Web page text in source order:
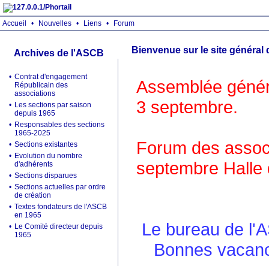
Accueil • Nouvelles • Liens • Forum
Archives de l'ASCB
• Contrat d'engagement
Républicain des
associations
• Les sections par saison
depuis 1965
• Responsables des sections
1965-2025
• Sections existantes
• Evolution du nombre
d'adhérents
• Sections disparues
• Sections actuelles par ordre
de création
• Textes fondateurs de l'ASCB
en 1965
• Le Comité directeur depuis
1965
Bienvenue sur le site général
Assemblée
3 septembre.
Forum des
septembre Halle
Le bureau de
Bonnes